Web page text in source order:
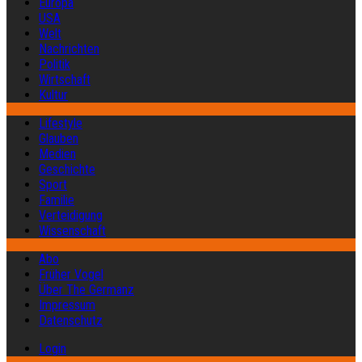
USA
Welt
Nachrichten
Politik
Wirtschaft
Kultur
Lifestyle
Glauben
Medien
Geschichte
Sport
Familie
Verteidigung
Wissenschaft
Abo
Früher Vogel
Über The Germanz
Impressum
Datenschutz
Login